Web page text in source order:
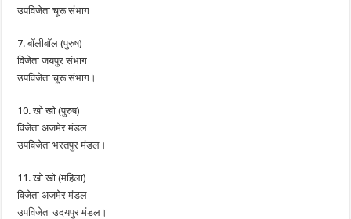
उपविजेता चूरू संभाग
7. बॉलीबॉल (पुरुष)
विजेता जयपुर संभाग
उपविजेता चूरू संभाग।
10. खो खो (पुरुष)
विजेता अजमेर मंडल
उपविजेता भरतपुर मंडल।
11. खो खो (महिला)
विजेता अजमेर मंडल
उपविजेता उदयपुर मंडल।